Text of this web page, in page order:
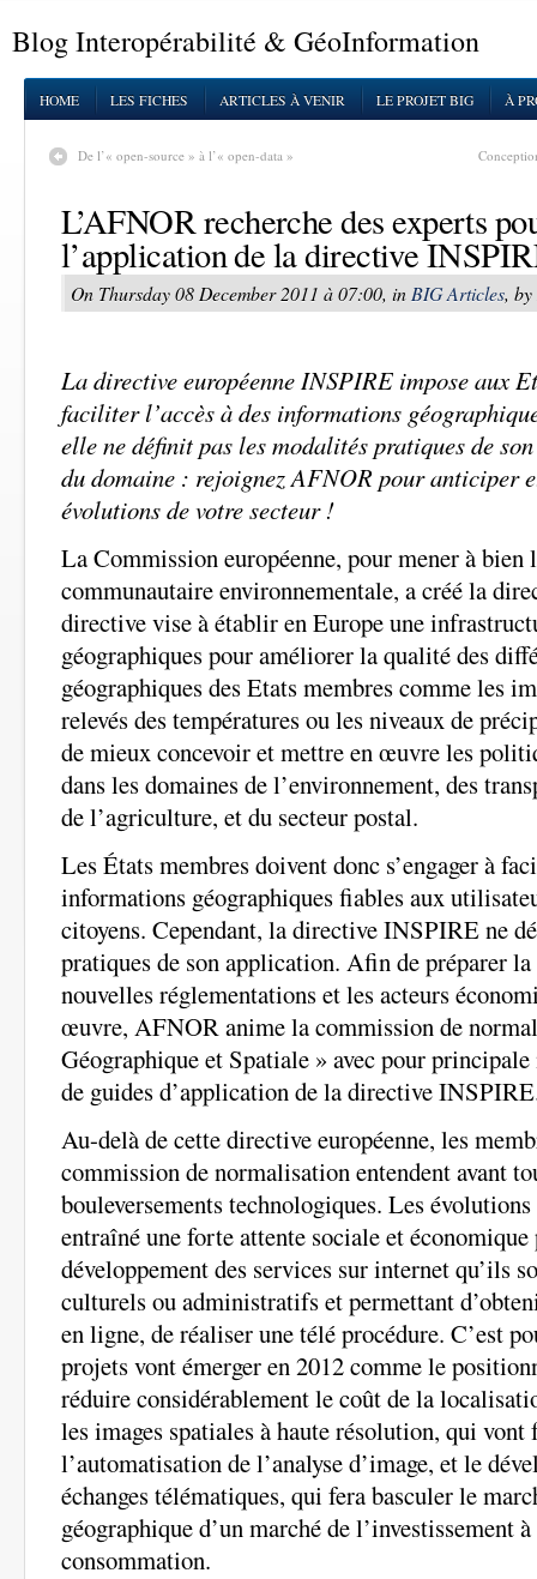
Blog Interopérabilité & GéoInformation
HOME LES FICHES ARTICLES À VENIR LE PROJET BIG À
De l’« open-source » à l’« open-data »
L’AFNOR recherche des experts
l’application de la directive
On Thursday 08 December 2011 à 07:00, in BIG Articles, by
La directive européenne INSPIRE impose aux
faciliter l’accès à des informations
elle ne définit pas les modalités pratiques de
du domaine : rejoignez AFNOR pour anticiper
évolutions de votre secteur !
La Commission européenne, pour mener à
communautaire environnementale, a créé la
directive vise à établir en Europe une
géographiques pour améliorer la qualité des
géographiques des Etats membres comme les
relevés des températures ou les niveaux de
de mieux concevoir et mettre en œuvre les
dans les domaines de l’environnement, des
de l’agriculture, et du secteur postal.
Les États membres doivent donc s’engager à
informations géographiques fiables aux
citoyens. Cependant, la directive INSPIRE ne
pratiques de son application. Afin de préparer la
nouvelles réglementations et les acteurs
œuvre, AFNOR anime la commission de
Géographique et Spatiale » avec pour
de guides d’application de la directive
Au-delà de cette directive européenne, les
commission de normalisation entendent avant
bouleversements technologiques. Les
entraîné une forte attente sociale et
développement des services sur internet qu’ils
culturels ou administratifs et permettant
en ligne, de réaliser une télé procédure. C’est
projets vont émerger en 2012 comme le
réduire considérablement le coût de la
les images spatiales à haute résolution, qui
l’automatisation de l’analyse d’image, et le
échanges télématiques, qui fera basculer le
géographique d’un marché de l’investissement
consommation.